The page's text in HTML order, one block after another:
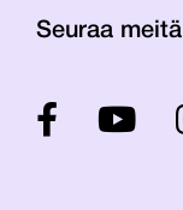
Seuraa meitä